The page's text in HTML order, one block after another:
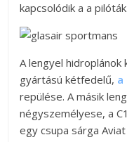
kapcsolódik a a
A lengyel hidroplánok
gyártású kétfedelű, a
repülése. A másik
négyszemélyese, a
egy csupa sárga